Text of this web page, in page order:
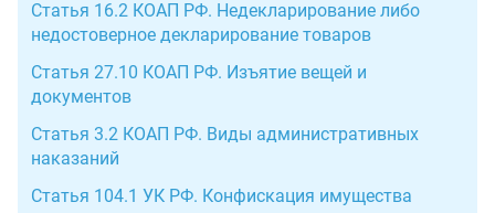
Статья 16.2 КОАП РФ. Недекларирование либо
недостоверное декларирование товаров
Статья 27.10 КОАП РФ. Изъятие вещей и
документов
Статья 3.2 КОАП РФ. Виды административных
наказаний
Статья 104.1 УК РФ. Конфискация имущества